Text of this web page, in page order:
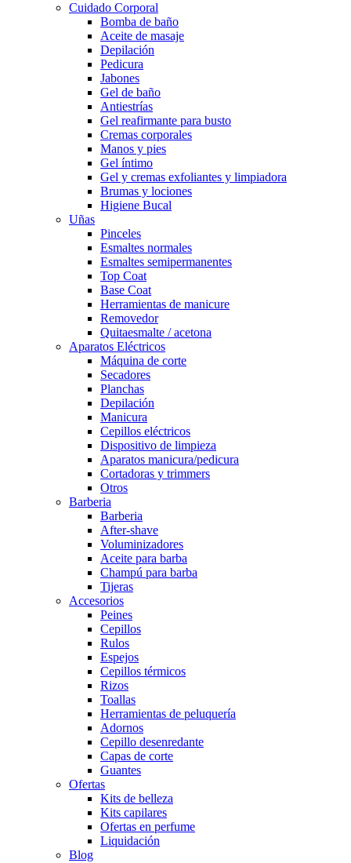
Cuidado Corporal
Bomba de baño
Aceite de masaje
Depilación
Pedicura
Jabones
Gel de baño
Antiestrías
Gel reafirmante para busto
Cremas corporales
Manos y pies
Gel íntimo
Gel y cremas exfoliantes y limpiadora
Brumas y lociones
Higiene Bucal
Uñas
Pinceles
Esmaltes normales
Esmaltes semipermanentes
Top Coat
Base Coat
Herramientas de manicure
Removedor
Quitaesmalte / acetona
Aparatos Eléctricos
Máquina de corte
Secadores
Planchas
Depilación
Manicura
Cepillos eléctricos
Dispositivo de limpieza
Aparatos manicura/pedicura
Cortadoras y trimmers
Otros
Barberia
Barberia
After-shave
Voluminizadores
Aceite para barba
Champú para barba
Tijeras
Accesorios
Peines
Cepillos
Rulos
Espejos
Cepillos térmicos
Rizos
Toallas
Herramientas de peluquería
Adornos
Cepillo desenredante
Capas de corte
Guantes
Ofertas
Kits de belleza
Kits capilares
Ofertas en perfume
Liquidación
Blog